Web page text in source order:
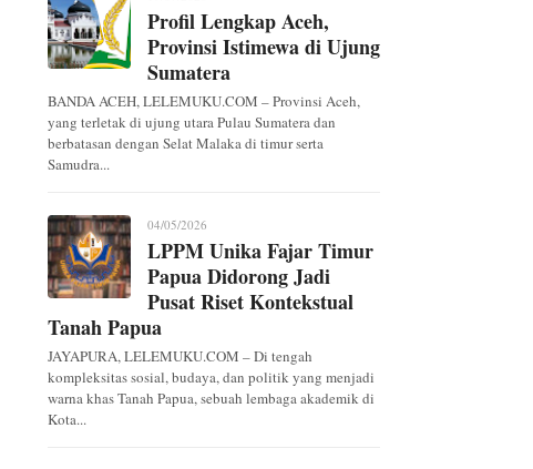
Profil Lengkap Aceh,
Provinsi Istimewa di Ujung
Sumatera
BANDA ACEH, LELEMUKU.COM – Provinsi Aceh,
yang terletak di ujung utara Pulau Sumatera dan
berbatasan dengan Selat Malaka di timur serta
Samudra...
04/05/2026
LPPM Unika Fajar Timur
Papua Didorong Jadi
Pusat Riset Kontekstual
Tanah Papua
JAYAPURA, LELEMUKU.COM – Di tengah
kompleksitas sosial, budaya, dan politik yang menjadi
warna khas Tanah Papua, sebuah lembaga akademik di
Kota...